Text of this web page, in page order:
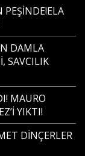
PEŞİNDE!ELA
DAMLA
SAVCILIK
MAURO
YIKTI!
DİNÇERLER